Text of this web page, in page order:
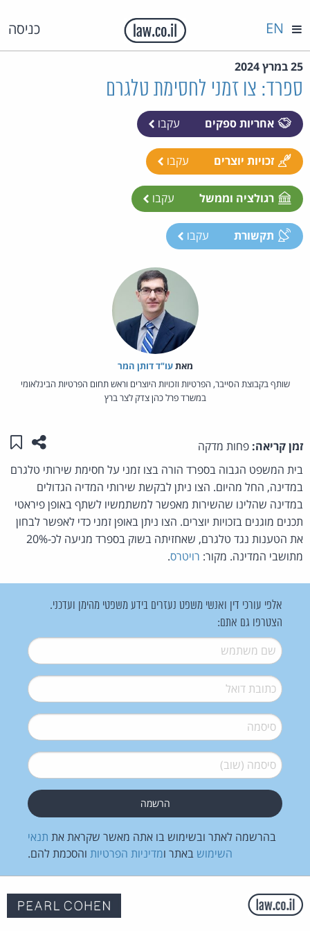
כניסה EN
25 במרץ 2024
ספרד: צו זמני לחסימת טלגרם
אחריות ספקים עקבו
זכויות יוצרים עקבו
רגולציה וממשל עקבו
תקשורת עקבו
מאת‏עו"ד דותן המר
שותף בקבוצת הסייבר, הפרטיות וזכויות היוצרים וראש תחום הפרטיות הבינלאומי
במשרד פרל כהן צדק לצר ברץ
זמן קריאה: פחות מדקה שתפו
בית המשפט הגבוה בספרד הורה בצו זמני על חסימת שירותי טלגרם
במדינה, החל מהיום. הצו ניתן לבקשת שירותי המדיה הגדולים
במדינה שהלינו שהשירות מאפשר למשתמשיו לשתף באופן פיראטי
תכנים מוגנים בזכויות יוצרים. הצו ניתן באופן זמני כדי לאפשר לבחון
את הטענות נגד טלגרם, שאחזיתה בשוק בספרד מגיעה לכ-20%
מתושבי המדינה. מקור: רויטרס.
אלפי עורכי דין ואנשי משפט נעזרים בידע משפטי מהימן ועדכני.
הצטרפו גם אתם:
שם משתמש*
דואל*
סיסמה*
סיסמה (שוב)*
בהרשמה לאתר ובשימוש בו אתה מאשר שקראת את תנאי
השימוש באתר ומדיניות הפרטיות והסכמת להם.